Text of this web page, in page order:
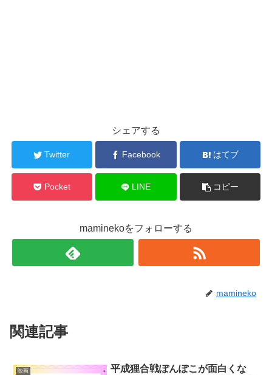
シェアする
Twitter Facebook はてブ
Pocket LINE コピー
maminekoをフォローする
mamineko
関連記事
映画
平成狸合戦ぽんぽこが面白くな